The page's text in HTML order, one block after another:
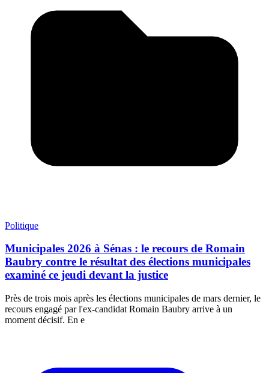
Politique
Municipales 2026 à Sénas : le recours de Romain
Baubry contre le résultat des élections municipales
examiné ce jeudi devant la justice
Près de trois mois après les élections municipales de mars dernier, le
recours engagé par l'ex-candidat Romain Baubry arrive à un
moment décisif. En e